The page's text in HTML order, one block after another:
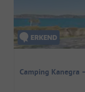
Camping Kanegra